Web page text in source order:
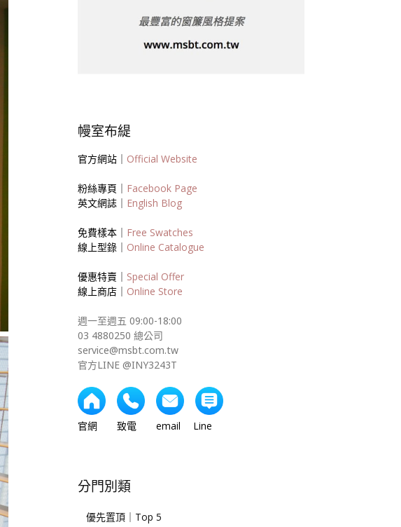
幔室布緹
官方網站｜ Official Website
粉絲專頁｜ Facebook Page
英文網誌｜ English Blog
免費樣本｜ Free Swatches
線上型錄｜ Online Catalogue
優惠特賣｜ Special Offer
線上商店｜ Online Store
週一至週五 09:00-18:00
03 4880250 總公司
service@msbt.com.tw
官方LINE @INY3243T
官網 致電 email Line
分門別類
優先置頂｜Top 5